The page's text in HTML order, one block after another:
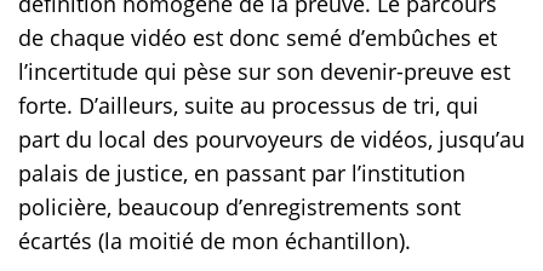
de chaque vidéo est donc semé d’embûches et
l’incertitude qui pèse sur son devenir-preuve est
forte. D’ailleurs, suite au processus de tri, qui
part du local des pourvoyeurs de vidéos, jusqu’au
palais de justice, en passant par l’institution
policière, beaucoup d’enregistrements sont
écartés (la moitié de mon échantillon).